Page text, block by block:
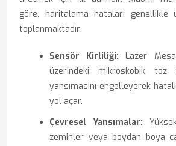
göre, haritalama hataları genellikle
toplanmaktadır:
Sensör Kirliliği: Lazer
üzerindeki mikroskobik toz
yansımasını engelleyerek
yol açar.
Çevresel Yansımalar:
zeminler veya boydan boya